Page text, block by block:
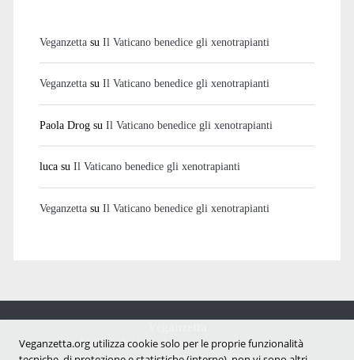
Veganzettasu Il Vaticano benedice gli xenotrapianti
Veganzettasu Il Vaticano benedice gli xenotrapianti
Paola Drogsu Il Vaticano benedice gli xenotrapianti
lucasu Il Vaticano benedice gli xenotrapianti
Veganzettasu Il Vaticano benedice gli xenotrapianti
Notizie dal mondo vegan e antispecista
Veganzetta.org utilizza cookie solo per le proprie funzionalità